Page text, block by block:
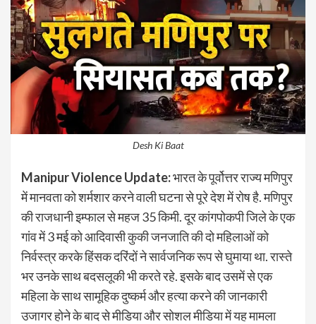
Desh Ki Baat
Manipur Violence Update:भारत के पूर्वोत्तर राज्य मणिपुर
में मानवता को शर्मशार करने वाली घटना से पूरे देश में रोष है. मणिपुर
की राजधानी इम्फाल से महज 35 किमी. दूर कांगपोकपी जिले के एक
गांव में 3 मई को आदिवासी कुकी जनजाति की दो महिलाओं को
निर्वस्त्र करके हिंसक दरिंदों ने सार्वजनिक रूप से घुमाया था. रास्ते
भर उनके साथ बदसलूकी भी करते रहे. इसके बाद उसमें से एक
महिला के साथ सामूहिक दुष्कर्म और हत्या करने की जानकारी
उजागर होने के बाद से मीडिया और सोशल मीडिया में यह मामला